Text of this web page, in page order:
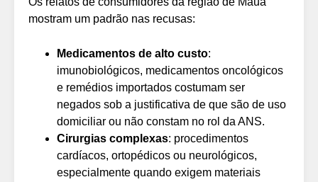
mostram um padrão nas recusas:
Medicamentos de alto custo:
imunobiológicos, medicamentos oncológicos
e remédios importados costumam ser
negados sob a justificativa de que são de uso
domiciliar ou não constam no rol da ANS.
Cirurgias complexas: procedimentos
cardíacos, ortopédicos ou neurológicos,
especialmente quando exigem materiais